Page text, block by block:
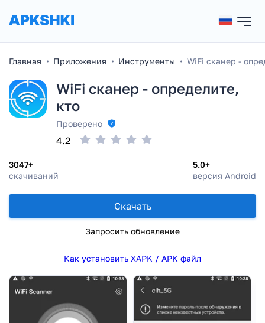
Главная Приложения Инструменты WiFi сканер -
WiFi сканер - определите,
кто
Проверено
3047+
скачиваний
5.0+
версия Android
4.2
Скачать
Запросить обновление
Как установить XAPK / APK файл